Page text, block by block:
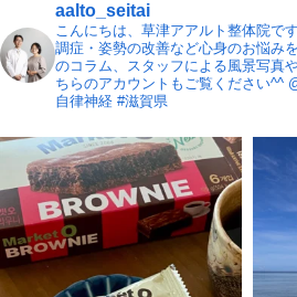
aalto_seitai
こんにちは、草津アアルト整体院です
調症・姿勢の改善など心身のお悩み
のコラム、スタッフによる風景写真
ちらのアカウントもご覧ください^^
自律神経 #滋賀県